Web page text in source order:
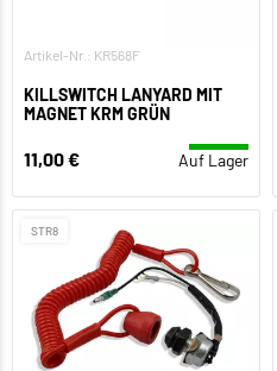
Artikel-Nr.: KR568F
KILLSWITCH LANYARD MIT
MAGNET KRM GRÜN
11,00 € Auf Lager
STR8